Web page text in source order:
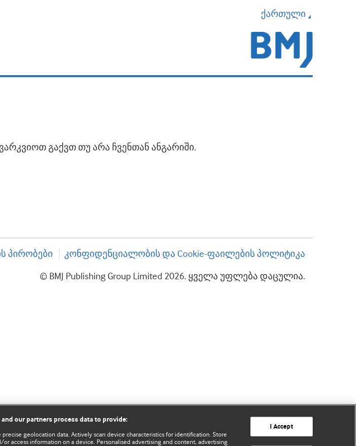
ქართული
გაქვთ თუ არა ჩვენთან ანგარიში.
პირობები კონფიდენციალობის და Cookie-ფაილების პოლიტიკა
© BMJ Publishing Group Limited 2026. ყველა უფლება დაცულია.
and our partners process data to provide:
precise geolocation data. Actively scan device characteristics for identification. Store
or access information on a device. Personalised advertising and content, advertising
I Accept